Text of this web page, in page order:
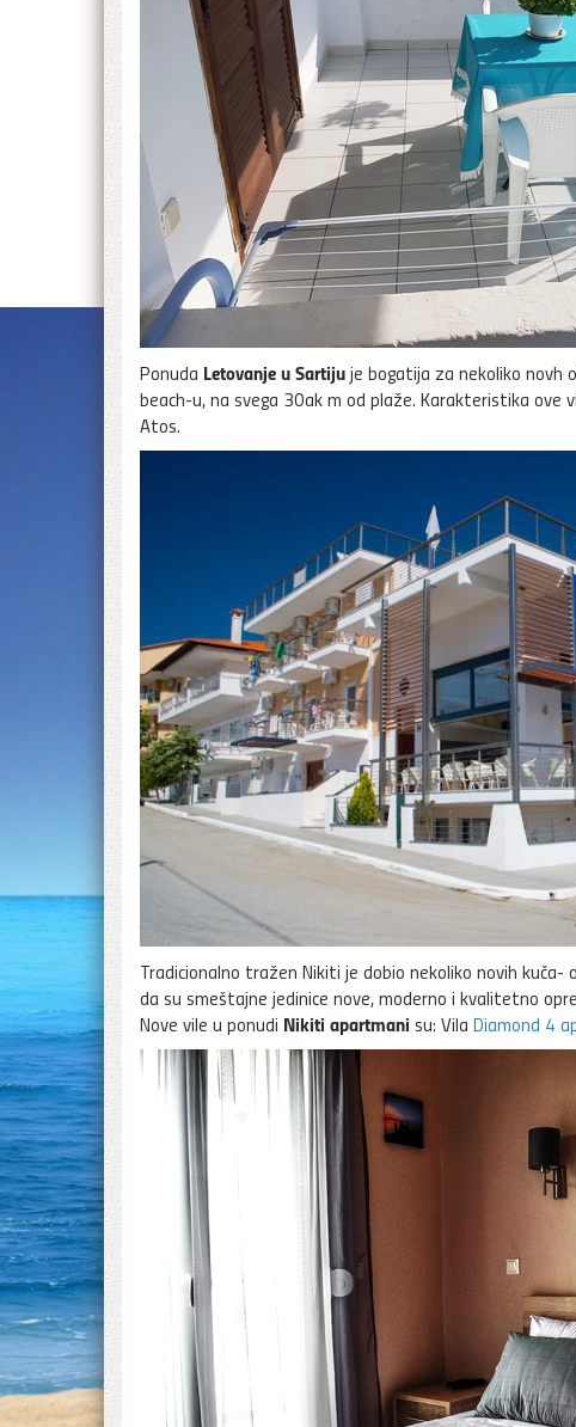
Ponuda Letovanje u Sartijuje bogatija za nekoliko novh
beach-u, na svega 30ak m od plaže. Karakteristika
Atos.
Tradicionalno tražen Nikiti je dobio nekoliko novih
da su smeštajne jedinice nove, moderno i kvalitetno
Nove vile u ponudi Nikiti apartmani su: Vila Diamond 4